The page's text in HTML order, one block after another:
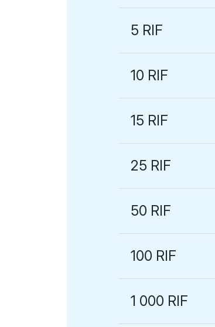
5 RIF
10 RIF
15 RIF
25 RIF
50 RIF
100 RIF
1 000 RIF